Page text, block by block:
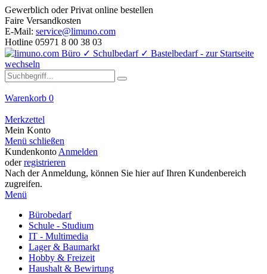
Gewerblich oder Privat online bestellen
Faire Versandkosten
E-Mail: service@limuno.com
Hotline 05971 8 00 38 03
Warenkorb 0
Merkzettel
Mein Konto
Menü schließen
Kundenkonto Anmelden
oderregistrieren
Nach der Anmeldung, können Sie hier auf Ihren Kundenbereich
zugreifen.
Menü
Bürobedarf
Schule - Studium
IT - Multimedia
Lager & Baumarkt
Hobby & Freizeit
Haushalt & Bewirtung